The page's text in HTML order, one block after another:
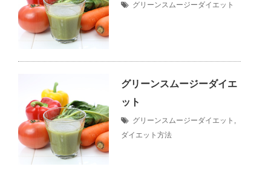
グリーンスムージーダイエット
グリーンスムージーダイエ
ット
グリーンスムージーダイエット ,
ダイエット方法